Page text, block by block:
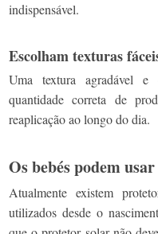
indispensável.
Escolham texturas
Uma textura agradável
quantidade correta de
reaplicação ao longo do dia.
Os bebés podem
Atualmente existem
utilizados desde o